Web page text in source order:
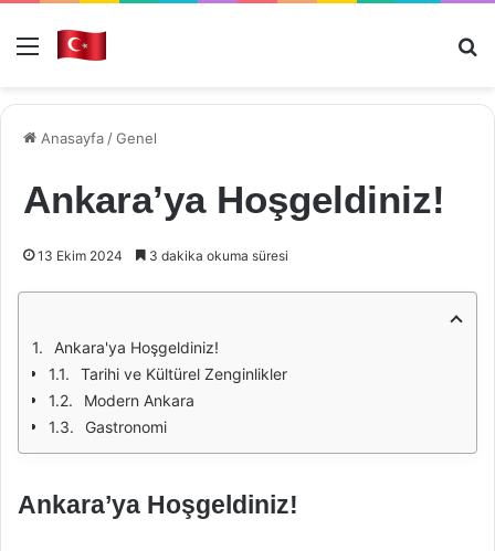
Menü
Anasayfa /Genel
Ankara’ya Hoşgeldiniz!
13 Ekim 2024 3 dakika okuma süresi
Ankara'ya Hoşgeldiniz!
Tarihi ve Kültürel Zenginlikler
Modern Ankara
Gastronomi
Ankara’ya Hoşgeldiniz!